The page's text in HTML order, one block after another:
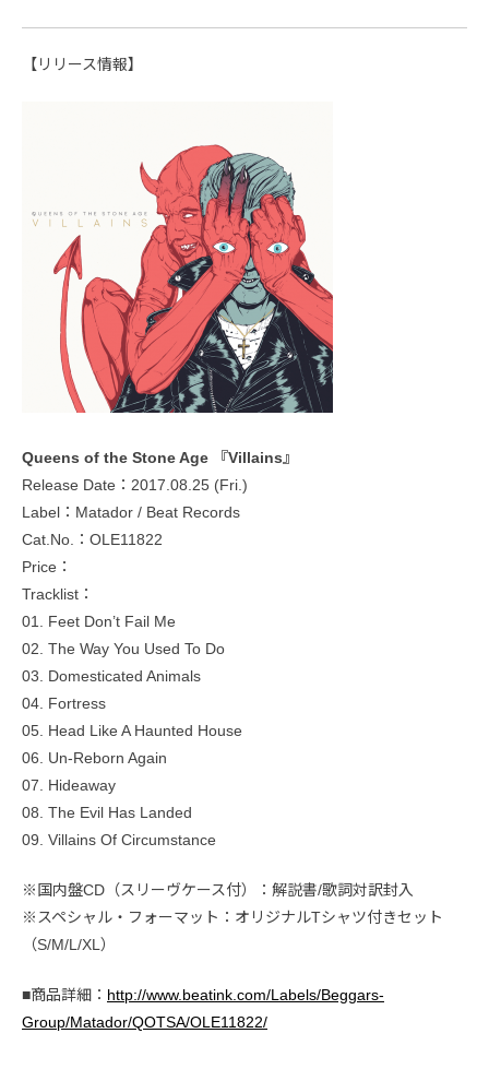
【リリース情報】
Queens of the Stone Age 『Villains』
Release Date：2017.08.25 (Fri.)
Label：Matador / Beat Records
Cat.No.：OLE11822
Price：
Tracklist：
01. Feet Don’t Fail Me
02. The Way You Used To Do
03. Domesticated Animals
04. Fortress
05. Head Like A Haunted House
06. Un-Reborn Again
07. Hideaway
08. The Evil Has Landed
09. Villains Of Circumstance
※国内盤CD（スリーヴケース付）：解説書/歌詞対訳封入
※スペシャル・フォーマット：オリジナルTシャツ付きセット
（S/M/L/XL）
■商品詳細： http://www.beatink.com/Labels/Beggars-
Group/Matador/QOTSA/OLE11822/